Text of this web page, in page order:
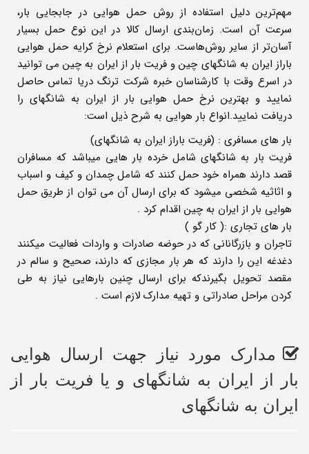
مهم‌ترین دلیل استفاده از روش حمل هوایی در جابجایی بار،
سرعت آن است. زمان‌بندی ارسال کالا در این نوع حمل بسیار
آسان‌تر از سایر روش‌هاست. برای استعلام نرخ کرایه حمل هوایی
باراز ایران به شانگهای چین و فریت بار از ایران به چین می توانید
در اسرع وقت با کارشناسان خبره شرکت ترنگ دریا تماس حاصل
نمایید و بهترین نرخ حمل هوایی بار از ایران به شانگهای را
دریافت نمایید.انواع بار هوایی به شرح ذیل است:
بار های مسافری : (فریت باراز ایران به شانگهای)
فریت بار به شانگهای شامل خرده بار هایی میباشد که مسافران
قصد دارند همراه خود حمل کنند که شامل چمدان و کیف و اسباب
و اثاثیه شخصی میشود که برای ارسال آن می توان از طریق حمل
هوایی بار از ایران به چین اقدام کرد .
بار های تجاری :( کار گو )
تاجران و بازرگانانی که در حوضه صادرات و واردات فعالیت میکنند
دغدغه این را دارند که هر بار مجازی که دارند، صحیح و سالم در
مقصد تحویل بگیرندکه برای ارسال چنین بارهایی نیاز به طی
کردن مراحل صادراتی و تهیه مدارک لازم است .
مدارک مورد نیاز جهت ارسال هوایی
بار از ایران به شانگهای و یا فریت بار از
ایران به شانگهای